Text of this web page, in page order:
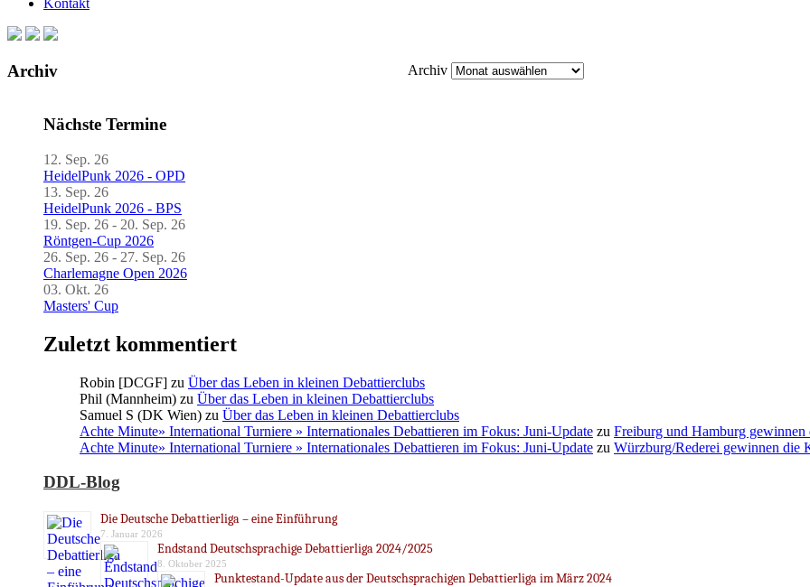
Archiv Archiv
Nächste Termine
12. Sep. 26
HeidelPunk 2026 - OPD
13. Sep. 26
HeidelPunk 2026 - BPS
19. Sep. 26 - 20. Sep. 26
Röntgen-Cup 2026
26. Sep. 26 - 27. Sep. 26
Charlemagne Open 2026
03. Okt. 26
Masters' Cup
Zuletzt kommentiert
Robin [DCGF] zu Über das Leben in kleinen Debattierclubs
Phil (Mannheim) zu Über das Leben in kleinen Debattierclubs
Samuel S (DK Wien) zu Über das Leben in kleinen Debattierclubs
Achte Minute» International Turniere » Internationales Debattieren im Fokus: Juni-Update zu Freiburg und Hamburg gewinnen
Achte Minute» International Turniere » Internationales Debattieren im Fokus: Juni-Update zu Würzburg/Rederei gewinnen die
DDL-Blog
Die Deutsche Debattierliga – eine Einführung
7. Januar 2026
Endstand Deutschsprachige Debattierliga 2024/2025
8. Oktober 2025
Punktestand-Update aus der Deutschsprachigen Debattierliga im März 2024